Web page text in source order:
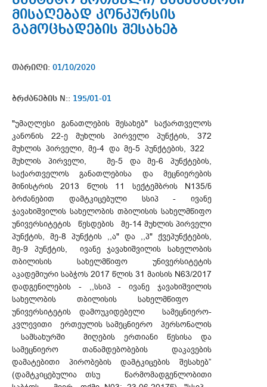
მისაღებად კონკურსის
გამოცხადების შესახებ
თარიღი: 01/10/2020
ბრძანების N:: 195/01-01
"უმაღლესი განათლების შესახებ" საქართველოს
კანონის 22-ე მუხლის პირველი პუნქტის, 372
მუხლის პირველი, მე-4 და მე-5 პუნქტების, 322
მუხლის პირველი, მე-5 და მე-6 პუნქტების,
საქართველოს განათლებისა და მეცნიერების
მინისტრის 2013 წლის 11 სექტემბრის N135/ნ
ბრძანებით დამტკიცებული სსიპ - ივანე
ჯავახიშვილის სახელობის თბილისის სახელმწიფო
უნივერსიტეტის წესდების მე-14 მუხლის პირველი
პუნქტის, მე-8 პუნქტის ,,ა" და ,,პ" ქვეპუნქტების,
მე-9 პუნქტის, ივანე ჯავახიშვილის სახელობის
თბილისის სახელმწიფო უნივერსიტეტის
აკადემიური საბჭოს 2017 წლის 31 მაისის N63/2017
დადგენილების - ,,სსიპ - ივანე ჯავახიშვილის
სახელობის თბილისის სახელმწიფო
უნივერსიტეტის დამოუკიდებელი სამეცნიერო-
კვლევითი ერთეულის სამეცნიერო პერსონალის
სამსახურში მიღების ერთიანი წესისა და
სამეცნიერო თანამდებობების დაკავების
დამატებითი პირობების დამტკიცების შესახებ”
(დამტკიცებულია თსუ წარმომადგენლობითი